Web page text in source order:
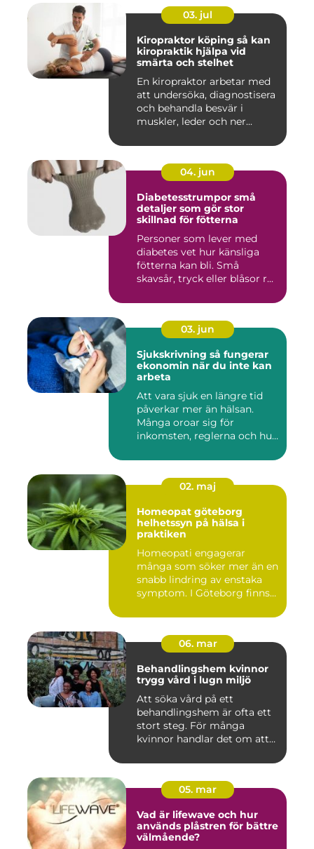
03. jul
Kiropraktor köping så kan
kiropraktik hjälpa vid
smärta och stelhet
En kiropraktor arbetar med
att undersöka, diagnostisera
och behandla besvär i
muskler, leder och ner...
04. jun
Diabetesstrumpor små
detaljer som gör stor
skillnad för fötterna
Personer som lever med
diabetes vet hur känsliga
fötterna kan bli. Små
skavsår, tryck eller blåsor r...
03. jun
Sjukskrivning så fungerar
ekonomin när du inte kan
arbeta
Att vara sjuk en längre tid
påverkar mer än hälsan.
Många oroar sig för
inkomsten, reglerna och hur
02. maj
Homeopat göteborg
helhetssyn på hälsa i
praktiken
Homeopati engagerar
många som söker mer än en
snabb lindring av enstaka
symptom. I Göteborg finns
06. mar
Behandlingshem kvinnor
trygg vård i lugn miljö
Att söka vård på ett
behandlingshem är ofta ett
stort steg. För många
kvinnor handlar det om att
05. mar
Vad är lifewave och hur
används plåstren för bättre
välmående?